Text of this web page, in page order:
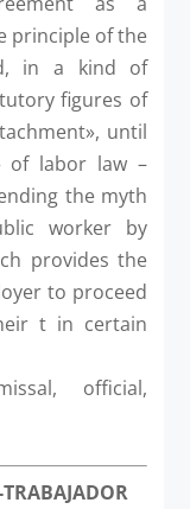
principle of the
in a kind of
figures of
until
of labor law –
the myth
worker by
provides the
to proceed
t in certain
official,